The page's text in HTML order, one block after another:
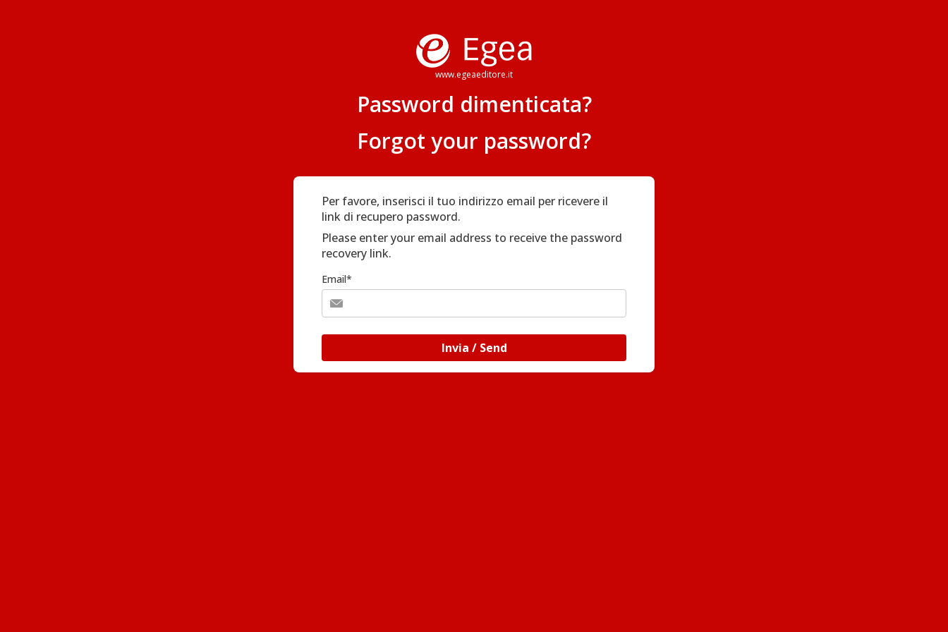
www.egeaeditore.it
Password dimenticata?
Forgot your password?
Per favore, inserisci il tuo indirizzo email per ricevere il
link di recupero password.
Please enter your email address to receive the password
recovery link.
Email*
Invia / Send